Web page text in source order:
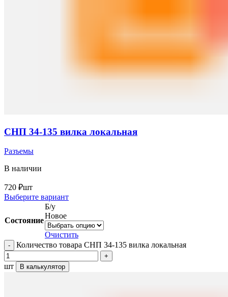
СНП 34-135 вилка локальная
Разъемы
В наличии
720 ₽шт
Выберите вариант
Состояние
Б/у
Новое
Очистить
Количество товара СНП 34-135 вилка локальная
шт В калькулятор